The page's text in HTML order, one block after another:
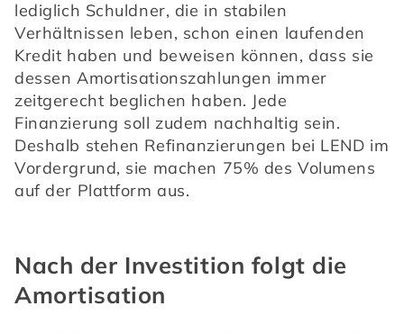
lediglich Schuldner, die in stabilen
Verhältnissen leben, schon einen laufenden
Kredit haben und beweisen können, dass sie
dessen Amortisationszahlungen immer
zeitgerecht beglichen haben. Jede
Finanzierung soll zudem nachhaltig sein.
Deshalb stehen Refinanzierungen bei LEND im
Vordergrund, sie machen 75% des Volumens
auf der Plattform aus.
Nach der Investition folgt die
Amortisation